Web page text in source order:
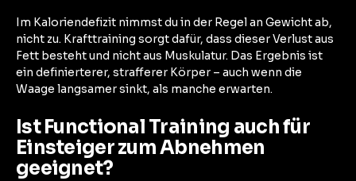
Im Kaloriendefizit nimmst du in der Regel an Gewicht ab,
nicht zu. Krafttraining sorgt dafür, dass dieser Verlust aus
Fett besteht und nicht aus Muskulatur. Das Ergebnis ist
ein definierterer, strafferer Körper – auch wenn die
Waage langsamer sinkt, als manche erwarten.
Ist Functional Training auch für
Einsteiger zum Abnehmen
geeignet?